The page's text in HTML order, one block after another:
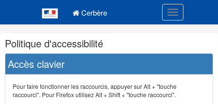
Cerbère Toggle
Navigation
et
outils
annexes
Politique d'accessibilité
Accès clavier
Pour faire fonctionner les raccourcis, appuyer sur Alt + "touche
raccourci". Pour Firefox utilisez Alt + Shift + "touche raccourci".